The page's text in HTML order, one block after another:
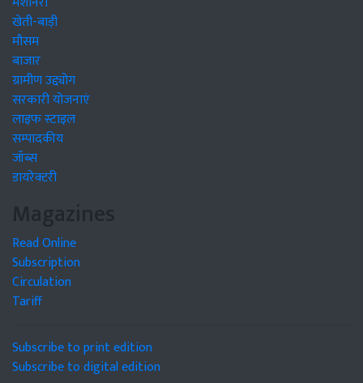
खेती-बाड़ी
मौसम
बाजार
ग्रामीण उद्द्योग
सरकारी योजनाएं
लाइफ स्टाइल
सम्पादकीय
जॉब्स
डायरेक्टरी
Magazines
Read Online
Subscription
Circulation
Tariff
Subscribe to print edition
Subscribe to digital edition